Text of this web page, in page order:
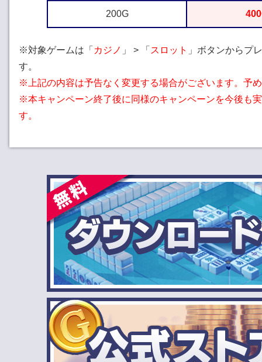
200G
※対象ゲームは「 カジノ 」 > 「 スロット 」ボタンからプ
す。
※上記の内容は予告なく変更する場合がございます。予
※本キャンペーン終了後に同様のキャンペーンを今後も
す。